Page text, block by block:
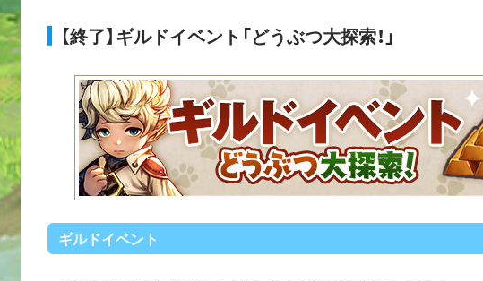
【終了】ギルドイベント「どうぶつ大探索！」
ギルドイベント